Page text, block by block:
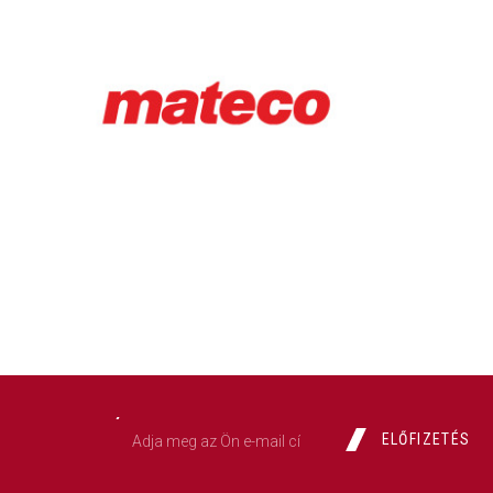
Váš tým STATECH, s.r.o.
ELŐFIZETÉS